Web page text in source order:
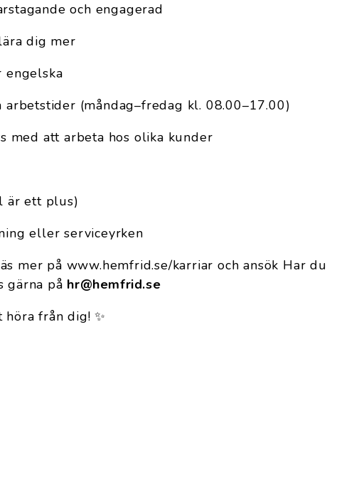
och engagerad
dig mer
engelska
arbetstider (måndag–fredag kl. 08.00–17.00)
med att arbeta hos olika kunder
är ett plus)
eller serviceyrken
mer på www.hemfrid.se/karriar och ansök Har du
gärna på hr@hemfrid.se
från dig! ✨